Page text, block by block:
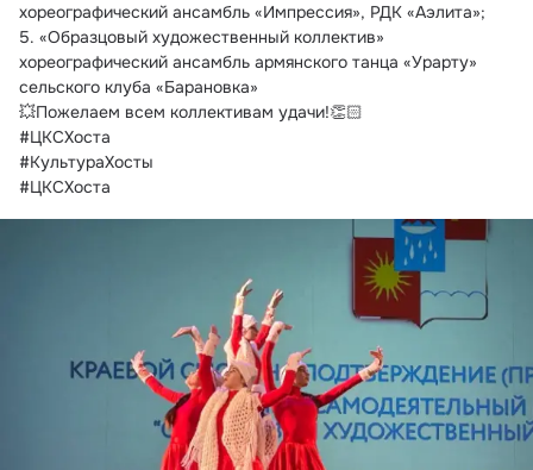
хореографический ансамбль «Импрессия», РДК «Аэлита»;
5. «Образцовый художественный коллектив»
хореографический ансамбль армянского танца «Урарту»
сельского клуба «Барановка»
💥Пожелаем всем коллективам удачи!👏🏻
#ЦКСХоста
#КультураХосты
#ЦКСХоста